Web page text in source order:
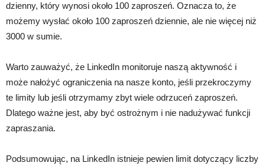
dzienny, który wynosi około 100 zaproszeń. Oznacza to, że
możemy wysłać około 100 zaproszeń dziennie, ale nie więcej niż
3000 w sumie.
Warto zauważyć, że LinkedIn monitoruje naszą aktywność i
może nałożyć ograniczenia na nasze konto, jeśli przekroczymy
te limity lub jeśli otrzymamy zbyt wiele odrzuceń zaproszeń.
Dlatego ważne jest, aby być ostrożnym i nie nadużywać funkcji
zapraszania.
Podsumowując, na LinkedIn istnieje pewien limit dotyczący liczby